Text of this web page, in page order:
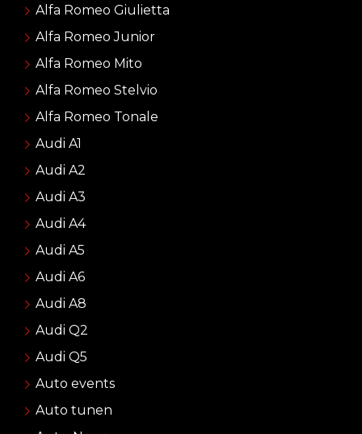
Alfa Romeo Giulietta
Alfa Romeo Junior
Alfa Romeo Mito
Alfa Romeo Stelvio
Alfa Romeo Tonale
Audi A1
Audi A2
Audi A3
Audi A4
Audi A5
Audi A6
Audi A8
Audi Q2
Audi Q5
Auto events
Auto tunen